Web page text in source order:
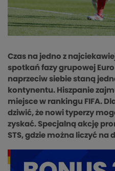
Czas na jedno z
spotkań fazy grupowej
naprzeciw siebie staną
kontynentu. Hiszpanie
miejsce w rankingu FIFA.
dziwić, że nowi typerzy
zyskać. Specjalną akcję
STS, gdzie można liczyć na